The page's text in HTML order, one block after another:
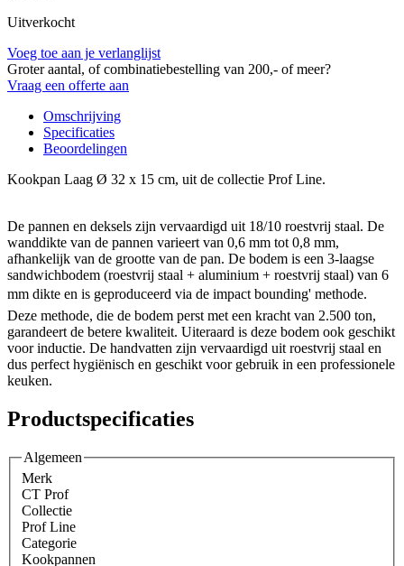
Uitverkocht
Voeg toe aan je verlanglijst
Groter aantal, of combinatiebestelling van 200,- of meer?
Vraag een offerte aan
Omschrijving
Specificaties
Beoordelingen
Kookpan Laag Ø 32 x 15 cm, uit de collectie Prof Line.
De pannen en deksels zijn vervaardigd uit 18/10 roestvrij staal. De
wanddikte van de pannen varieert van 0,6 mm tot 0,8 mm,
afhankelijk van de grootte van de pan. De bodem is een 3-laagse
sandwichbodem (roestvrij staal + aluminium + roestvrij staal) van 6
mm dikte en is geproduceerd via de impact bounding' methode.
Deze methode, die de bodem perst met een kracht van 2.500 ton,
garandeert de betere kwaliteit. Uiteraard is deze bodem ook geschikt
voor inductie. De handvatten zijn vervaardigd uit roestvrij staal en
dus perfect hygiënisch en geschikt voor gebruik in een professionele
keuken.
Productspecificaties
Algemeen
Merk
CT Prof
Collectie
Prof Line
Categorie
Kookpannen